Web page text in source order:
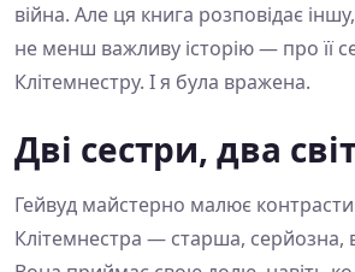
війна. Але ця книга розповідає
не менш важливу історію — про її
Клітемнестру. І я була вражена.
Дві сестри, два
Гейвуд майстерно малює
Клітемнестра — старша, серйозна,